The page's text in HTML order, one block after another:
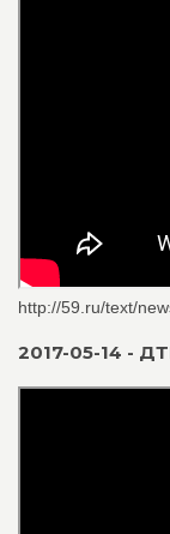
http://59.ru/text/
2017-05-14 -